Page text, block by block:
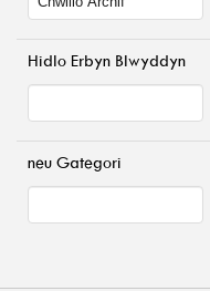
Hidlo Erbyn Blwyddyn
neu Gategori